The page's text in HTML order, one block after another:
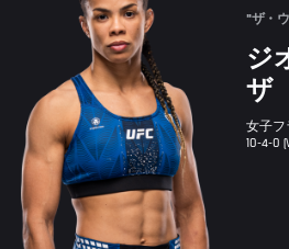
"ザ・
ジ
ザ
女子フ
10-4-0